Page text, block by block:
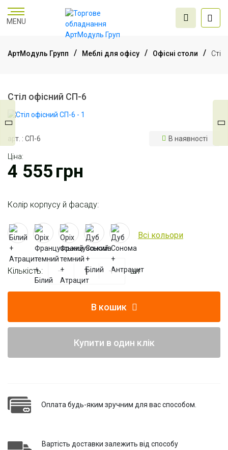
MENU
обладнання
проектування
АртМодуль Групп Меблі для офісу Офісні столи
Стіл офісний СП-6
арт. : СП-6 В наявності
Ціна:
4 555грн
Колір корпусу й фасаду:
Всі кольори
Кількість: шт
В кошик
Купити в один клік
Оплата будь-яким зручним для вас способом.
Вартість доставки залежить від способу